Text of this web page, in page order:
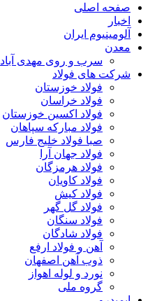
صفحه اصلی
اخبار
آلومینیوم ایران
معدن
سرب و روی مهدی آباد
شرکت های فولاد
فولاد خوزستان
فولاد خراسان
فولاد اکسین خوزستان
فولاد مبارکه سپاهان
صبا فولاد خلیج فارس
فولاد جهان آرا
فولاد هرمزگان
فولاد کاویان
فولاد کیش
فولاد گل گهر
فولاد سنگان
فولاد شادگان
آهن و فولاد ارفع
ذوب آهن اصفهان
نورد و لوله اهواز
گروه ملی